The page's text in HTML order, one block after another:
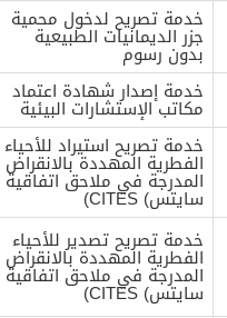
خدمة تصريح لدخول محمية
جزر الديمانيات الطبيعية
بدون رسوم
خدمة إصدار شهادة اعتماد
مكاتب الإستشارات البيئية
خدمة تصريح استيراد للأحياء
الفطرية المهددة بالانقراض
المدرجة في ملاحق اتفاقية
سايتس) CITES)
خدمة تصريح تصدير للأحياء
الفطرية المهددة بالانقراض
المدرجة في ملاحق اتفاقية
سايتس) CITES)